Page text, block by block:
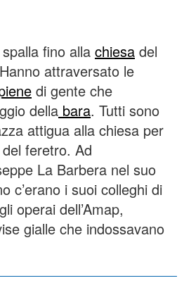
fino alla chiesa del
attraversato le
di gente che
della bara. Tutti sono
attigua alla chiesa per
feretro. Ad
La Barbera nel suo
c’erano i suoi colleghi di
operai dell’Amap,
gialle che indossavano